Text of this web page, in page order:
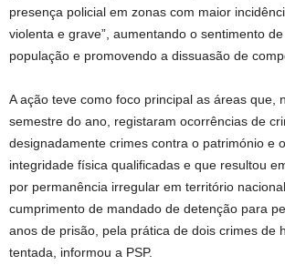
presença policial em zonas com maior
violenta e grave”, aumentando o sentimento
população e promovendo a dissuasão de
A ação teve como foco principal as áreas que,
semestre do ano, registaram ocorrências de
designadamente crimes contra o património e
integridade física qualificadas e que resultou
por permanência irregular em território
cumprimento de mandado de detenção para
anos de prisão, pela prática de dois crimes de
tentada, informou a PSP.